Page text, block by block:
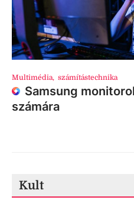
Multimédia, számítástechnika
Samsung
számára
Kult